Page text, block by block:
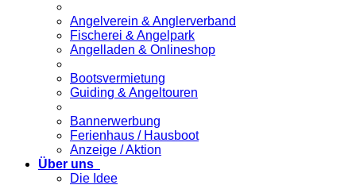
Angelverein & Anglerverband
Fischerei & Angelpark
Angelladen & Onlineshop
Bootsvermietung
Guiding & Angeltouren
Bannerwerbung
Ferienhaus / Hausboot
Anzeige / Aktion
Über uns
Die Idee